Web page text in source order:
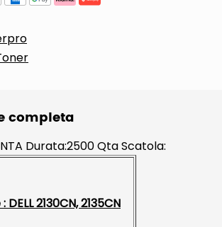
completa
Durata:2500 Qta Scatola:
2130CN, 2135CN